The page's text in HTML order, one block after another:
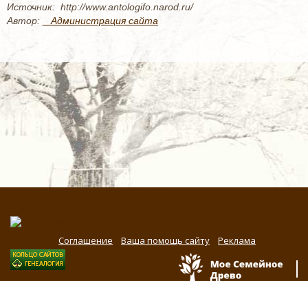
Источник: http://www.antologifo.narod.ru/
Автор:
_ Администрация сайта
Соглашение Ваша помощь сайту Реклама